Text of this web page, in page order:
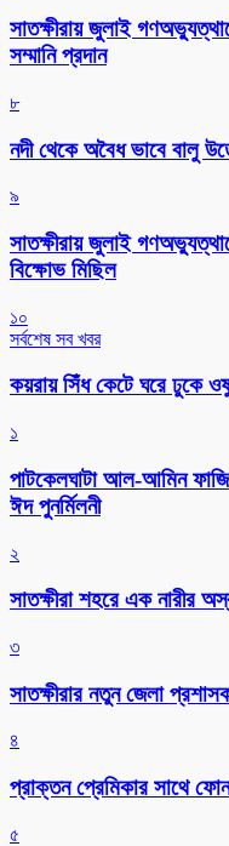
সাতক্ষীরায় জুলাই
সম্মানি প্রদান
৮
নদী থেকে অবৈধ ভাবে বালু
৯
সাতক্ষীরায় জুলাই
বিক্ষোভ মিছিল
১০
সর্বশেষ সব খবর
কয়রায় সিঁধ কেটে ঘরে ঢুকে
১
পাটকেলঘাটা আল-আমিন
ঈদ পুনর্মিলনী
২
সাতক্ষীরা শহরে এক নারীর
৩
সাতক্ষীরার নতুন জেলা
৪
প্রাক্তন প্রেমিকার সাথে
৫